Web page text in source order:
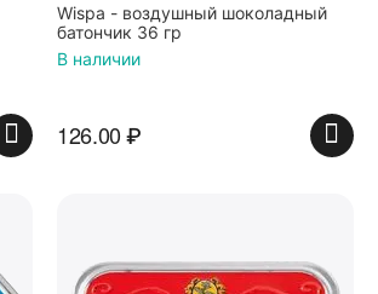
Wispa - воздушный шоколадный
батончик 36 гр
В наличии
126.00₽